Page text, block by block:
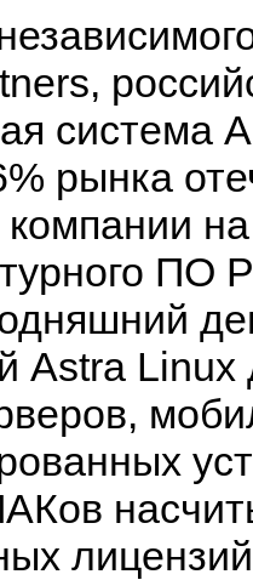
система
рынка
ПО
Astra Linux